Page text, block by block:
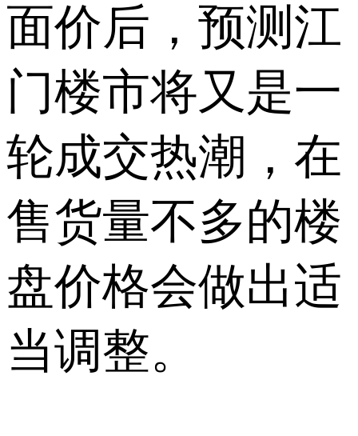
面价后，预测江
门楼市将又是一
轮成交热潮，在
售货量不多的楼
盘价格会做出适
当调整。